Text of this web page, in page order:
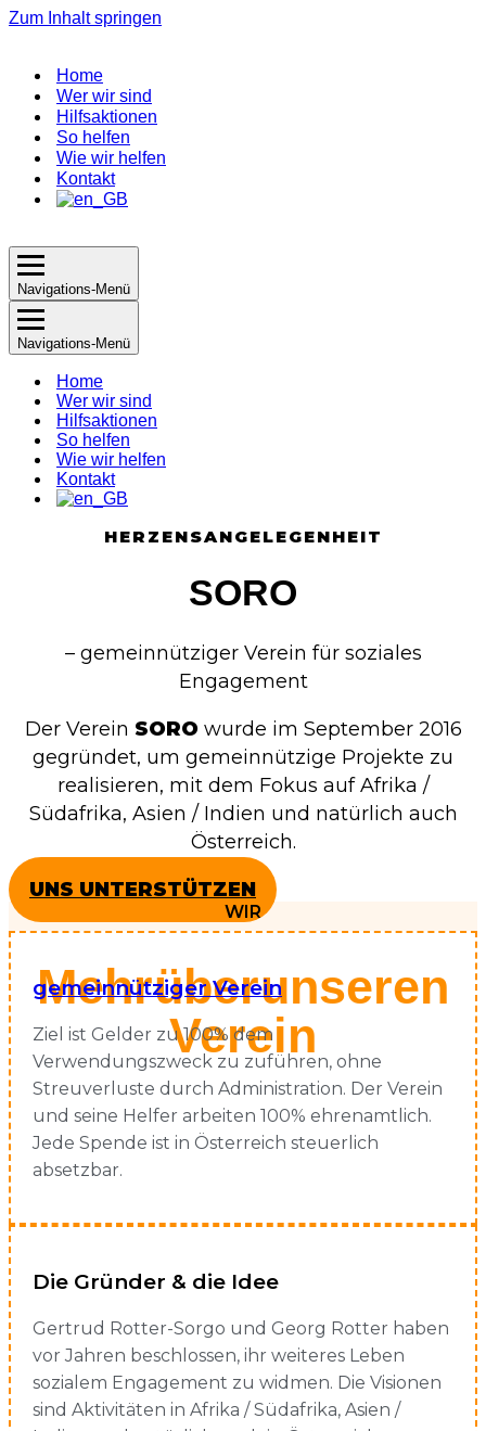
Zum Inhalt springen
Home
Wer wir sind
Hilfsaktionen
So helfen
Wie wir helfen
Kontakt
Navigations-Menü
Navigations-Menü
Home
Wer wir sind
Hilfsaktionen
So helfen
Wie wir helfen
Kontakt
HERZENSANGELEGENHEIT
SORO
– gemeinnütziger Verein für soziales
Engagement
Der Verein SOROwurde im September 2016
gegründet, um gemeinnützige Projekte zu
realisieren, mit dem Fokus auf Afrika /
Südafrika, Asien / Indien und natürlich auch
Österreich.
UNS UNTERSTÜTZEN
WIR
Mehr über unseren
Verein
gemeinnütziger Verein
Ziel ist Gelder zu 100% dem
Verwendungszweck zu zuführen, ohne
Streuverluste durch Administration. Der Verein
und seine Helfer arbeiten 100% ehrenamtlich.
Jede Spende ist in Österreich steuerlich
absetzbar.
Die Gründer & die Idee
Gertrud Rotter-Sorgo und Georg Rotter haben
vor Jahren beschlossen, ihr weiteres Leben
sozialem Engagement zu widmen. Die Visionen
sind Aktivitäten in Afrika / Südafrika, Asien /